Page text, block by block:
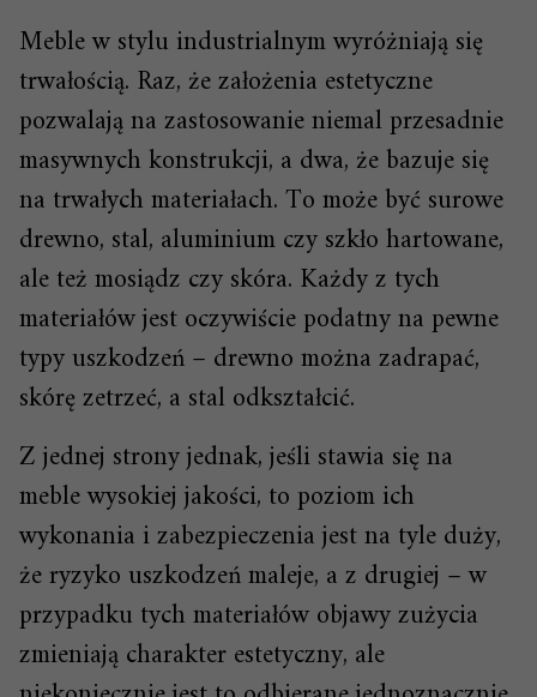
Meble w stylu industrialnym wyróżniają się
trwałością. Raz, że założenia estetyczne
pozwalają na zastosowanie niemal przesadnie
masywnych konstrukcji, a dwa, że bazuje się
na trwałych materiałach. To może być surowe
drewno, stal, aluminium czy szkło hartowane,
ale też mosiądz czy skóra. Każdy z tych
materiałów jest oczywiście podatny na pewne
typy uszkodzeń – drewno można zadrapać,
skórę zetrzeć, a stal odkształcić.
Z jednej strony jednak, jeśli stawia się na
meble wysokiej jakości, to poziom ich
wykonania i zabezpieczenia jest na tyle duży,
że ryzyko uszkodzeń maleje, a z drugiej – w
przypadku tych materiałów objawy zużycia
zmieniają charakter estetyczny, ale